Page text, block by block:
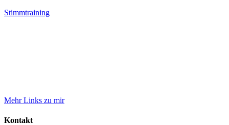
Stimmtraining
Mehr Links zu mir
Kontakt